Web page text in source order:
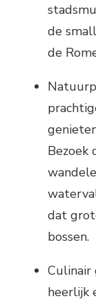
de
de
Bezoek
dat
bossen.
Culinair
heerlijk